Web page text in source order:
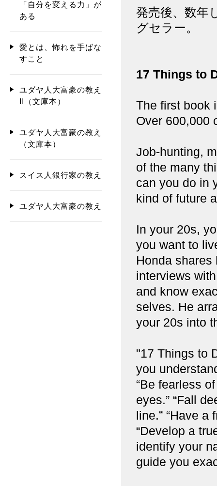
発売後、数年
グセラー。
17 Things to
The first book
Over 600,000
Job-hunting,
of the many
can you do in
kind of future
In your 20s,
you want to
Honda shares
interviews
and know
selves. He
your 20s into
"17 Things to
you
“Be fearless
eyes.” “Fall
line.” “Have
“Develop a
identify your
guide you
「自分を変える力」が
ある
愛とは、怖れを手ばな
すこと
ユダヤ人大富豪の教え
II（文庫本）
ユダヤ人大富豪の教え
（文庫本）
スイス人銀行家の教え
ユダヤ人大富豪の教え